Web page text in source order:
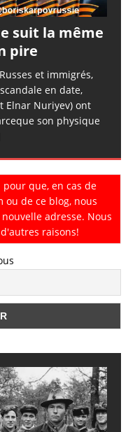
suit la même
pire
et immigrés,
en date,
Elnar Nuriyev) ont
son physique
que, en cas de
ou de ce blog, nous
adresse. Nous
raisons!